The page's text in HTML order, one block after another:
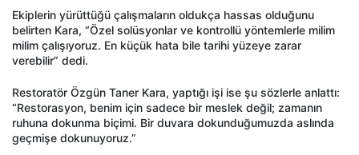
Ekiplerin yürüttüğü çalışmaların oldukça hassas olduğunu
belirten Kara, “Özel solüsyonlar ve kontrollü yöntemlerle milim
milim çalışıyoruz. En küçük hata bile tarihi yüzeye zarar
verebilir” dedi.
Restoratör Özgün Taner Kara, yaptığı işi ise şu sözlerle anlattı:
“Restorasyon, benim için sadece bir meslek değil; zamanın
ruhuna dokunma biçimi. Bir duvara dokunduğumuzda aslında
geçmişe dokunuyoruz.”